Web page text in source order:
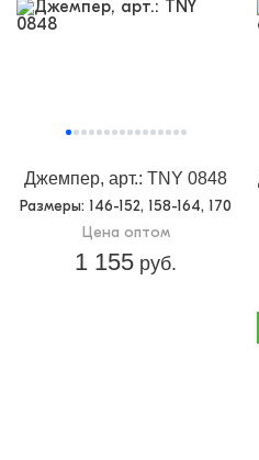
Джемпер, арт.: TNY 0848
Размеры: 146-152, 158-164, 170
Цена оптом
1 155 руб.